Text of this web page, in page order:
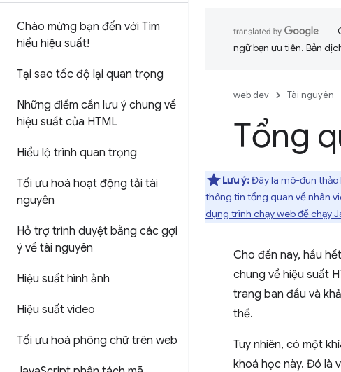
Chào mừng bạn đến với Tìm
hiểu hiệu suất!
Tại sao tốc độ lại quan trọng
Những điểm cần lưu ý chung về
hiệu suất của HTML
Hiểu lộ trình quan trọng
Tối ưu hoá hoạt động tải tài
nguyên
Hỗ trợ trình duyệt bằng các gợi
ý về tài nguyên
Hiệu suất hình ảnh
Hiệu suất video
Tối ưu hoá phông chữ trên web
ngữ bạn ưu tiên. Bản
web.dev Tài nguyên
Tổng
Lưu ý:Đây là mô-đun thảo
thông tin tổng quan về nhân
dụng trình chạy web để chạy
Cho đến nay, hầu
chung về hiệu suất
trang ban đầu và
thể.
Tuy nhiên, có một
khoá học này. Đó là